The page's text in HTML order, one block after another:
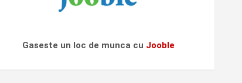
Gaseste un loc de munca cu Jooble